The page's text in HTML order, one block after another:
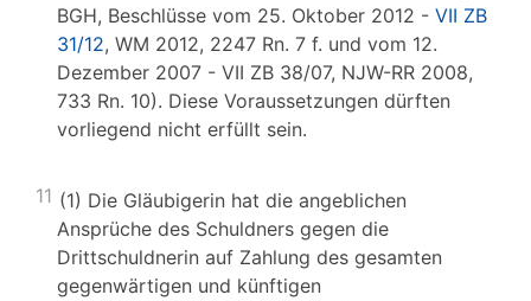
BGH, Beschlüsse vom 25. Oktober 2012 - VII ZB
31/12, WM 2012, 2247 Rn. 7 f. und vom 12.
Dezember 2007 - VII ZB 38/07, NJW-RR 2008,
733 Rn. 10). Diese Voraussetzungen dürften
vorliegend nicht erfüllt sein.
11 (1) Die Gläubigerin hat die angeblichen
Ansprüche des Schuldners gegen die
Drittschuldnerin auf Zahlung des gesamten
gegenwärtigen und künftigen